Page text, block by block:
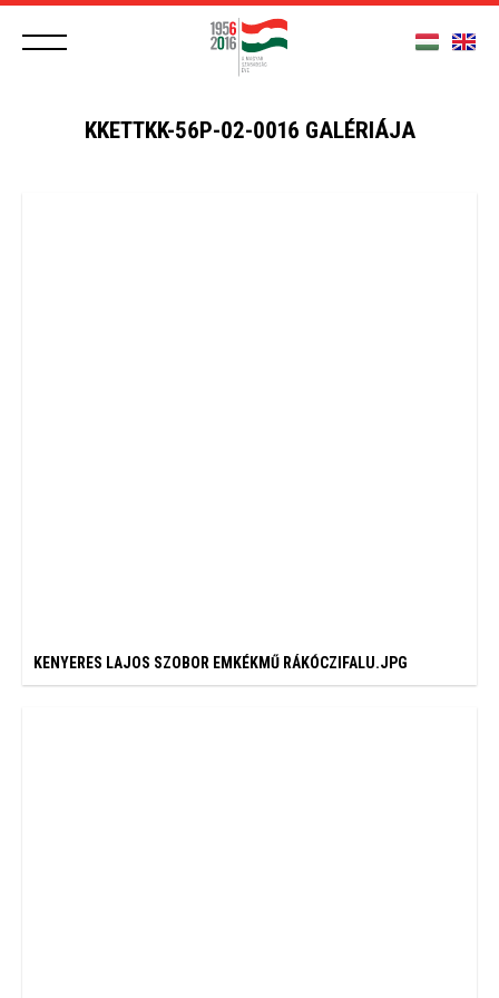
KKETTKK-56P-02-0016 GALÉRIÁJA
KENYERES LAJOS SZOBOR EMKÉKMŰ RÁKÓCZIFALU.JPG